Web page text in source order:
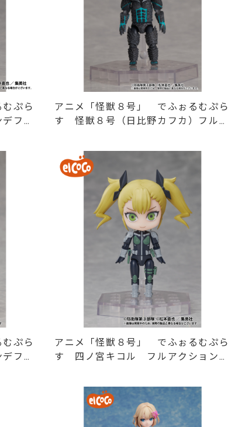
ぷら
フォ
アニメ「怪獣８号」 でふぉるむぷら
す 怪獣８号（日比野カフカ）フルア
ぷら
フォ
アニメ「怪獣８号」 でふぉるむぷら
す 四ノ宮キコル フルアクションデ